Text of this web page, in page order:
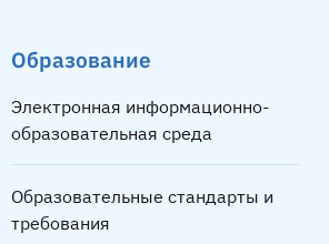
Образование
Электронная информационно-
образовательная среда
Образовательные стандарты и
требования